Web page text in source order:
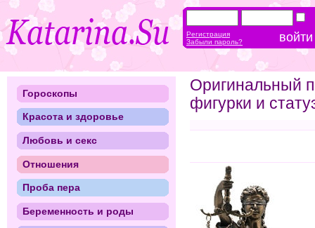
Оригинальный
фигурки и
Гороскопы
Красота и здоровье
Любовь и секс
Отношения
Проба пера
Беременность и роды
Регистрация
Забыли пароль?